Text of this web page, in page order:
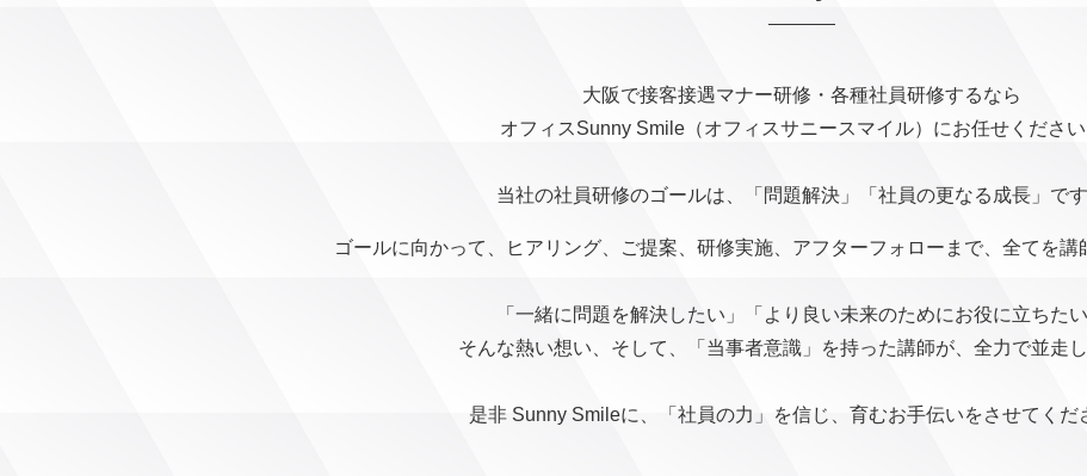
大阪で接客接遇マナー研修・各種社員研修するなら
オフィスSunny Smile（オフィスサニースマイル）にお任せください
当社の社員研修のゴールは、「問題解決」「社員の更なる成長」です
ゴールに向かって、ヒアリング、ご提案、研修実施、アフターフォローまで、全てを講
「一緒に問題を解決したい」「より良い未来のためにお役に立ちたい
そんな熱い想い、そして、「当事者意識」を持った講師が、全力で並走し
是非 Sunny Smileに、「社員の力」を信じ、育むお手伝いをさせてくだ